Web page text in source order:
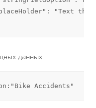
"Text
данных
Accidents"